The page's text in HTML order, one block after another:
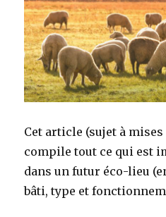
Cet article (sujet à
compile tout ce qui est
dans un futur éco-lieu
bâti, type et